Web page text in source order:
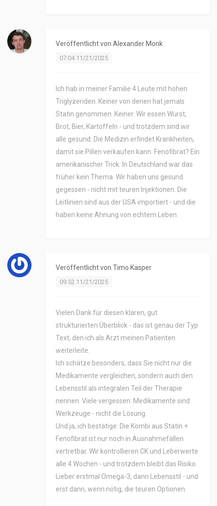
Veröffentlicht von Alexander Monk
07:04 11/21/2025
Ich hab in meiner Familie 4 Leute mit hohen
Triglyzeriden. Keiner von denen hat jemals
Statin genommen. Keiner. Wir essen Wurst,
Brot, Bier, Kartoffeln - und trotzdem sind wir
alle gesund. Die Medizin erfindet Krankheiten,
damit sie Pillen verkaufen kann. Fenofibrat? Ein
amerikanischer Trick. In Deutschland war das
früher kein Thema. Wir haben uns gesund
gegessen - nicht mit teuren Injektionen. Die
Leitlinien sind aus der USA importiert - und die
haben keine Ahnung von echtem Leben.
Veröffentlicht von Timo Kasper
09:52 11/21/2025
Vielen Dank für diesen klaren, gut
strukturierten Überblick - das ist genau der Typ
Text, den ich als Arzt meinen Patienten
weiterleite.
Ich schätze besonders, dass Sie nicht nur die
Medikamente vergleichen, sondern auch den
Lebensstil als integralen Teil der Therapie
nennen. Viele vergessen: Medikamente sind
Werkzeuge - nicht die Lösung.
Und ja, ich bestätige: Die Kombi aus Statin +
Fenofibrat ist nur noch in Ausnahmefällen
vertretbar. Wir kontrollieren CK und Leberwerte
alle 4 Wochen - und trotzdem bleibt das Risiko.
Lieber erstmal Omega-3, dann Lebensstil - und
erst dann, wenn nötig, die teuren Optionen.